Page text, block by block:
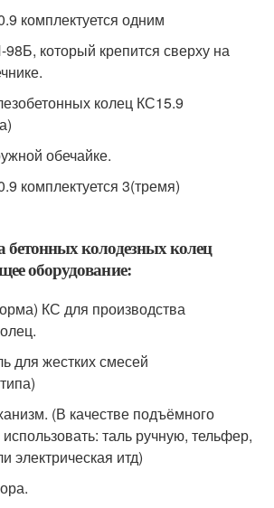
комплектуется одним
который крепится сверху на
колец КС15.9
обечайке.
комплектуется 3(тремя)
бетонных колодезных колец
оборудование:
КС для производства
для жестких смесей
(В качестве подъёмного
таль ручную, тельфер,
электрическая итд)